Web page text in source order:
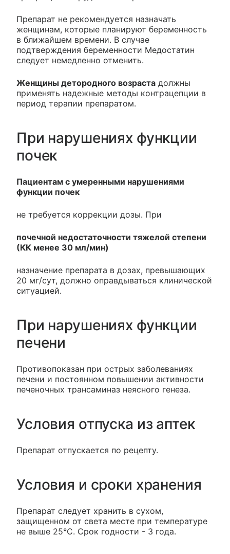
Препарат не рекомендуется назначать
женщинам, которые планируют беременность
в ближайшем времени. В случае
подтверждения беременности Медостатин
следует немедленно отменить.
Женщины детородного возраста должны
применять надежные методы контрацепции в
период терапии препаратом.
При нарушениях функции
почек
Пациентам с умеренными нарушениями
функции почек
не требуется коррекции дозы. При
почечной недостаточности тяжелой степени
(КК менее 30 мл/мин)
назначение препарата в дозах, превышающих
20 мг/сут, должно оправдываться клинической
ситуацией.
При нарушениях функции
печени
Противопоказан при острых заболеваниях
печени и постоянном повышении активности
печеночных трансаминаз неясного генеза.
Условия отпуска из аптек
Препарат отпускается по рецепту.
Условия и сроки хранения
Препарат следует хранить в сухом,
защищенном от света месте при температуре
не выше 25°С. Срок годности - 3 года.